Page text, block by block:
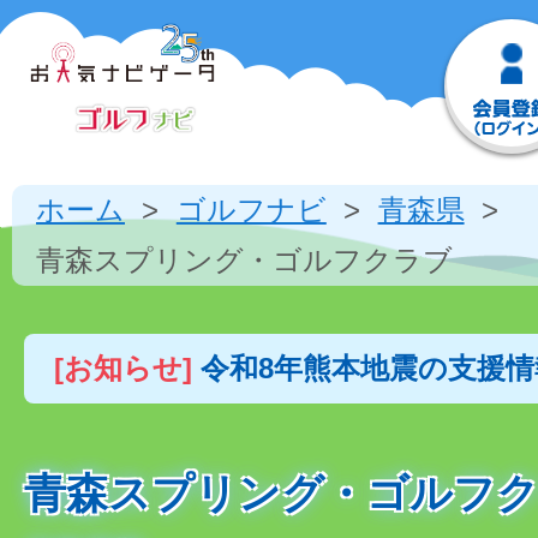
ホーム ゴルフナビ
青森県
青森スプリング・ゴルフクラブ
[お知らせ] 令和8年熊本地震の支援
青森スプリング・ゴルフ